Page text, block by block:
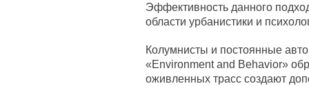
Эффективность данного
области урбанистики и
Колумнисты и постоянные
«Environment and Behavior»
оживленных трасс создают